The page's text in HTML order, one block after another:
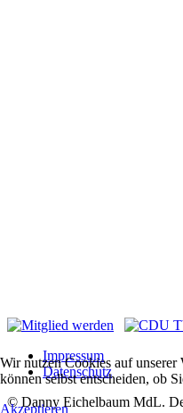
Impressum
Datenschutz
© Danny Eichelbaum MdL.
Wir nutzen Cookies auf unserer
können selbst entscheiden, ob
Akzeptieren